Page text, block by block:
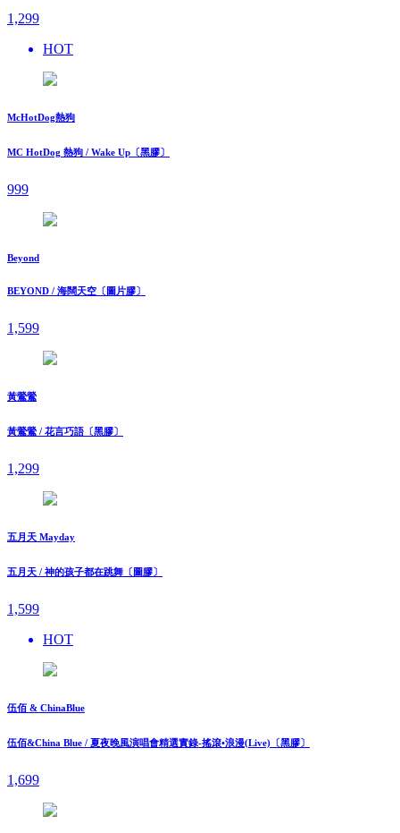
1,299
HOT
McHotDog熱狗
MC HotDog 熱狗 / Wake Up〔黑膠〕
999
Beyond
BEYOND / 海闊天空〔圖片膠〕
1,599
黃鶯鶯
黃鶯鶯 / 花言巧語〔黑膠〕
1,299
五月天 Mayday
五月天 / 神的孩子都在跳舞〔圖膠〕
1,599
HOT
伍佰 & ChinaBlue
伍佰&China Blue / 夏夜晚風演唱會精選實錄-搖滾•浪漫(Live)〔黑膠〕
1,699